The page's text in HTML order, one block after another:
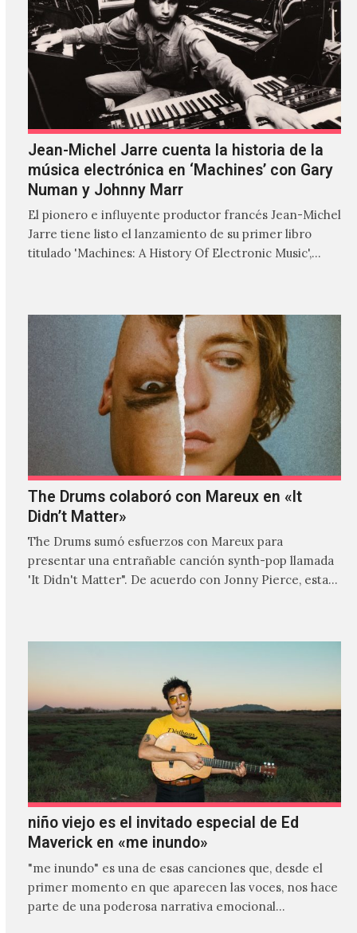
Jean-Michel Jarre cuenta la historia de la
música electrónica en ‘Machines’ con Gary
Numan y Johnny Marr
El pionero e influyente productor francés Jean-Michel
Jarre tiene listo el lanzamiento de su primer libro
titulado 'Machines: A History Of Electronic Music',
The Drums colaboró con Mareux en «It
Didn’t Matter»
The Drums sumó esfuerzos con Mareux para
presentar una entrañable canción synth-pop llamada
'It Didn't Matter". De acuerdo con Jonny Pierce, esta
niño viejo es el invitado especial de Ed
Maverick en «me inundo»
"me inundo" es una de esas canciones que, desde el
primer momento en que aparecen las voces, nos hace
parte de una poderosa narrativa emocional…